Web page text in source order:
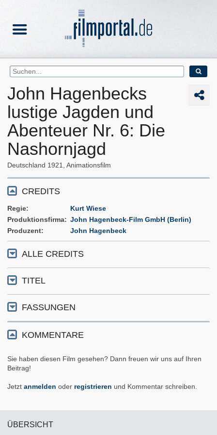
John Hagenbecks
lustige Jagden und
Abenteuer Nr. 6: Die
Nashornjagd
Deutschland 1921 Animationsfilm
CREDITS
Regie
Kurt Wiese
Produktionsfirma
John Hagenbeck-Film GmbH (Berlin)
Produzent
John Hagenbeck
ALLE CREDITS
TITEL
FASSUNGEN
KOMMENTARE
Sie haben diesen Film gesehen? Dann freuen wir uns auf Ihren
Beitrag!
Jetzt anmelden oder registrieren und Kommentar schreiben.
ÜBERSICHT